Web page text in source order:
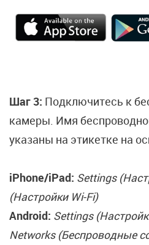
Шаг 3: Подключитесь к
камеры. Имя
указаны на этикетке на
iPhone/iPad: Settings
(Настройки Wi-Fi)
Android: Settings
Networks (Беспроводные